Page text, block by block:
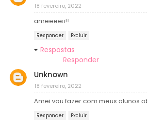
18 fevereiro, 2022
ameeeeii!!
Responder Excluir
Respostas
Responder
Unknown
18 fevereiro, 2022
Amei vou fazer com meus alunos
Responder Excluir